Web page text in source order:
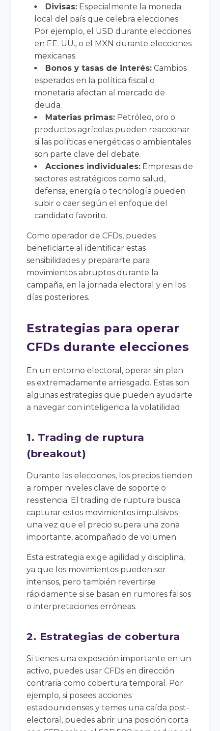
Divisas: Especialmente la moneda
local del país que celebra elecciones.
Por ejemplo, el USD durante elecciones
en EE. UU., o el MXN durante elecciones
mexicanas.
Bonos y tasas de interés: Cambios
esperados en la política fiscal o
monetaria afectan al mercado de
deuda.
Materias primas: Petróleo, oro o
productos agrícolas pueden reaccionar
si las políticas energéticas o ambientales
son parte clave del debate.
Acciones individuales: Empresas de
sectores estratégicos como salud,
defensa, energía o tecnología pueden
subir o caer según el enfoque del
candidato favorito.
Como operador de CFDs, puedes
beneficiarte al identificar estas
sensibilidades y prepararte para
movimientos abruptos durante la
campaña, en la jornada electoral y en los
días posteriores.
Estrategias para operar
CFDs durante elecciones
En un entorno electoral, operar sin plan
es extremadamente arriesgado. Estas son
algunas estrategias que pueden ayudarte
a navegar con inteligencia la volatilidad:
1. Trading de ruptura
(breakout)
Durante las elecciones, los precios tienden
a romper niveles clave de soporte o
resistencia. El trading de ruptura busca
capturar estos movimientos impulsivos
una vez que el precio supera una zona
importante, acompañado de volumen.
Esta estrategia exige agilidad y disciplina,
ya que los movimientos pueden ser
intensos, pero también revertirse
rápidamente si se basan en rumores falsos
o interpretaciones erróneas.
2. Estrategias de cobertura
Si tienes una exposición importante en un
activo, puedes usar CFDs en dirección
contraria como cobertura temporal. Por
ejemplo, si posees acciones
estadounidenses y temes una caída post-
electoral, puedes abrir una posición corta